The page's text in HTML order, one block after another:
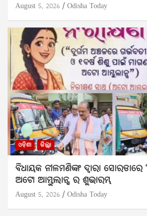
August 5, 2026 Odisha Today
ଓଡ଼ିଶା ଜିଲ୍ଲା
ବିଧାୟକ ନୀଳମଣିଙ୍କ ଦ୍ବାରା ସୋରଡାରେ
ଅଟୋ ଆମ୍ବୁଲାନ୍ସ ର ଶୁଭାରମ୍ଭ
August 5, 2026 Odisha Today